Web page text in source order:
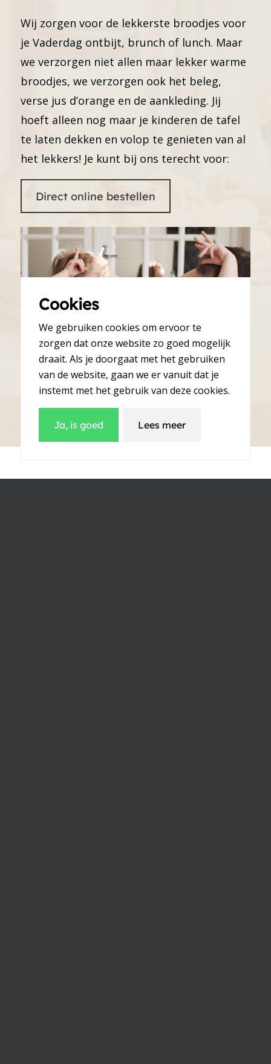
Wij zorgen voor de lekkerste broodjes voor
je Vaderdag ontbijt, brunch of lunch. Maar
we verzorgen niet allen maar lekker warme
broodjes, we verzorgen ook het beleg,
verse jus d’orange en de aankleding. Jij
hoeft alleen nog maar je kinderen de tafel
te laten dekken en volop te genieten van al
het lekkers! Je kunt bij ons terecht voor:
Direct online bestellen
Een kadootje voor papa
Cookies
We gebruiken cookies om ervoor te
zorgen dat onze website zo goed mogelijk
draait. Als je doorgaat met het gebruiken
van de website, gaan we er vanuit dat je
instemt met het gebruik van deze cookies.
Ja, is goed Lees meer